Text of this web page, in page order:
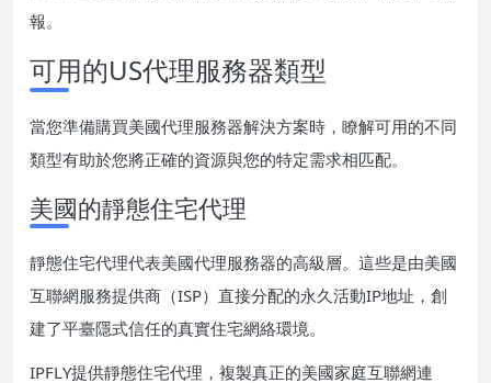
報。
可用的US代理服務器類型
當您準備購買美國代理服務器解決方案時，瞭解可用的不同
類型有助於您將正確的資源與您的特定需求相匹配。
美國的靜態住宅代理
靜態住宅代理代表美國代理服務器的高級層。這些是由美國
互聯網服務提供商（ISP）直接分配的永久活動IP地址，創
建了平臺隱式信任的真實住宅網絡環境。
IPFLY提供靜態住宅代理，複製真正的美國家庭互聯網連